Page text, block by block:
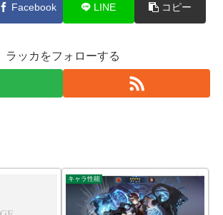
Facebook LINE コピー
ラッカをフォローする
キャラ性能